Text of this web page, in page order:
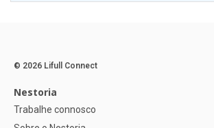
© 2026 Lifull Connect
Nestoria
Trabalhe connosco